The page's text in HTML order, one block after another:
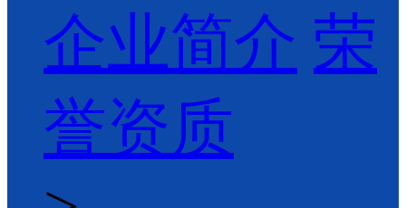
企业简介 荣
誉资质